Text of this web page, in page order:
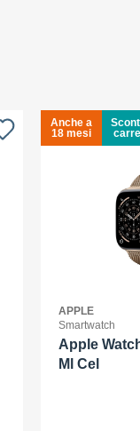
Anche a
18 mesi
APPLE
Smartwatch
Apple
Ml Cel